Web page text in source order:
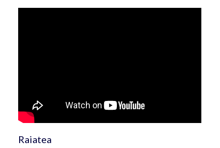
Raiatea